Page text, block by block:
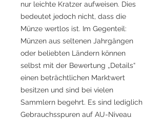
nur leichte Kratzer aufweisen. Dies
bedeutet jedoch nicht, dass die
Münze wertlos ist. Im Gegenteil:
Münzen aus seltenen Jahrgängen
oder beliebten Ländern können
selbst mit der Bewertung „Details“
einen beträchtlichen Marktwert
besitzen und sind bei vielen
Sammlern begehrt. Es sind lediglich
Gebrauchsspuren auf AU-Niveau